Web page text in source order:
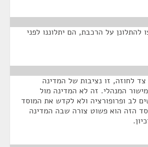
על הרכבת, הם יתלוננו לפני
לחוזה, זו נציבות של המדינה
המנהלי. זה לא המדינה מול
לב ופרופורציה ולא לקדש את המוסד
הזה הוא פשוט צורה שבה המדינה